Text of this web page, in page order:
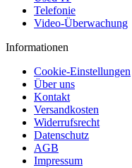
Telefonie
Video-Überwachung
Informationen
Cookie-Einstellungen
Über uns
Kontakt
Versandkosten
Widerrufsrecht
Datenschutz
AGB
Impressum